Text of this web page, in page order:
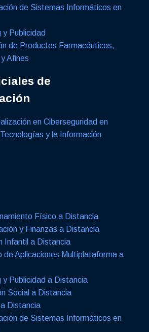
de Sistemas Informáticos en
y Publicidad
de Productos Farmacéuticos,
Afines
de
en Ciberseguridad en
y la Información
Físico a Distancia
y Finanzas a Distancia
Infantil a Distancia
de Aplicaciones Multiplataforma a
y Publicidad a Distancia
Social a Distancia
Distancia
de Sistemas Informáticos en